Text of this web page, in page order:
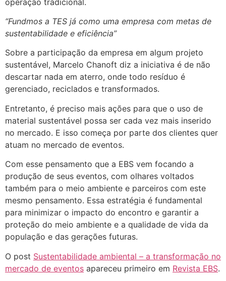
“Fundmos a TES já como uma empresa com metas de
sustentabilidade e eficiência”
Sobre a participação da empresa em algum projeto
sustentável, Marcelo Chanoft diz a iniciativa é de não
descartar nada em aterro, onde todo resíduo é
gerenciado, reciclados e transformados.
Entretanto, é preciso mais ações para que o uso de
material sustentável possa ser cada vez mais inserido
no mercado. E isso começa por parte dos clientes quer
atuam no mercado de eventos.
Com esse pensamento que a EBS vem focando a
produção de seus eventos, com olhares voltados
também para o meio ambiente e parceiros com este
mesmo pensamento. Essa estratégia é fundamental
para minimizar o impacto do encontro e garantir a
proteção do meio ambiente e a qualidade de vida da
população e das gerações futuras.
O post Sustentabilidade ambiental – a transformação no
mercado de eventos apareceu primeiro em Revista EBS.